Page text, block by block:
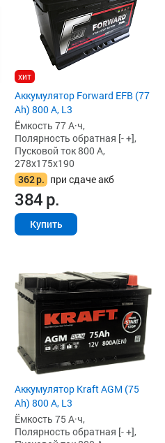
хит
Аккумулятор Forward EFB (77
Ah) 800 А, L3
Ёмкость 77 А·ч,
Полярность обратная [- +],
Пусковой ток 800 А,
278x175x190
362р. при сдаче акб
384р.
Купить
Аккумулятор Kraft AGM (75
Ah) 800 А, L3
Ёмкость 75 А·ч,
Полярность обратная [- +],